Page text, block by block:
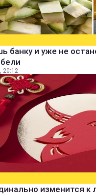
банку и уже не
20:12
изменится к